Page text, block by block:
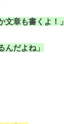
文章も書くよ！」
んだよね」